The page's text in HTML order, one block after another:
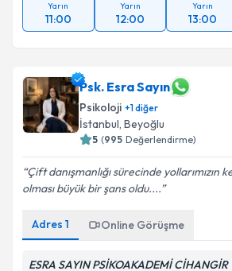
Yarın
11:00
Yarın
12:00
Yarın
13:00
Psk. Esra Sayın
Psikoloji +1diğer
İstanbul, Beyoğlu
5 (995 Değerlendirme)
Çift danışmanlığı sürecinde yollarımızın
olması büyük bir şans oldu....
Adres 1 Online Görüşme
ESRA SAYIN PSİKOAKADEMİ CİHANGİR